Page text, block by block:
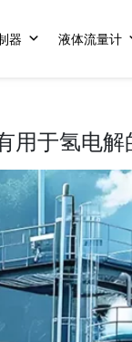
器 液体流量计
用于氢电解